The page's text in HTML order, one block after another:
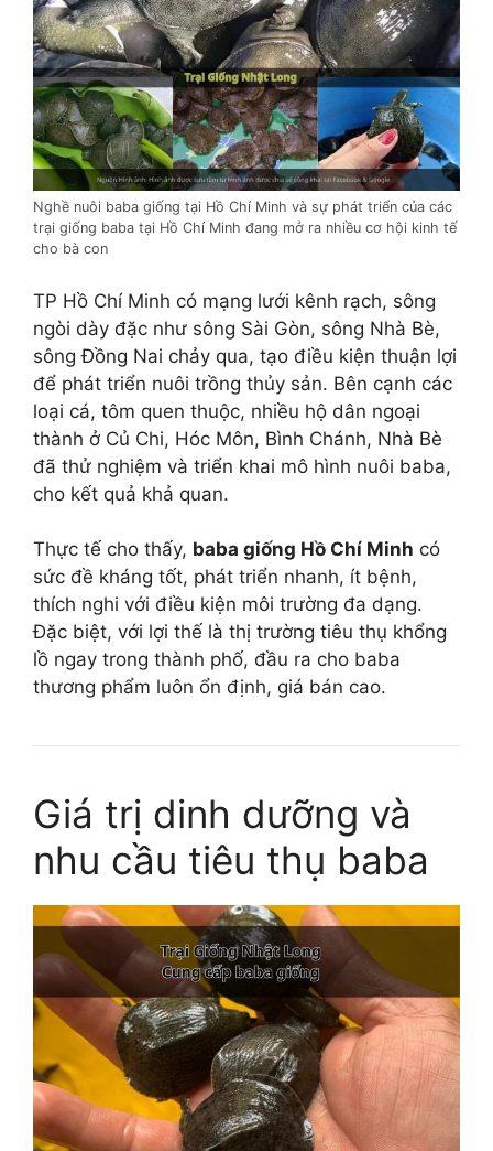
Nghề nuôi baba giống tại Hồ Chí Minh và sự phát triển của các
trại giống baba tại Hồ Chí Minh đang mở ra nhiều cơ hội kinh tế
cho bà con
TP Hồ Chí Minh có mạng lưới kênh rạch, sông
ngòi dày đặc như sông Sài Gòn, sông Nhà Bè,
sông Đồng Nai chảy qua, tạo điều kiện thuận lợi
để phát triển nuôi trồng thủy sản. Bên cạnh các
loại cá, tôm quen thuộc, nhiều hộ dân ngoại
thành ở Củ Chi, Hóc Môn, Bình Chánh, Nhà Bè
đã thử nghiệm và triển khai mô hình nuôi baba,
cho kết quả khả quan.
Thực tế cho thấy, baba giống Hồ Chí Minh có
sức đề kháng tốt, phát triển nhanh, ít bệnh,
thích nghi với điều kiện môi trường đa dạng.
Đặc biệt, với lợi thế là thị trường tiêu thụ khổng
lồ ngay trong thành phố, đầu ra cho baba
thương phẩm luôn ổn định, giá bán cao.
Giá trị dinh dưỡng và
nhu cầu tiêu thụ baba